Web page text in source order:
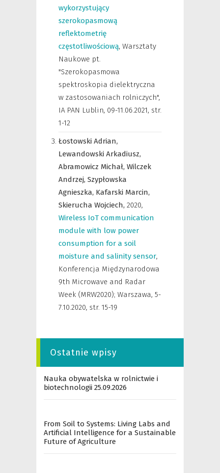
wykorzystujący
szerokopasmową
reflektometrię
częstotliwościową, Warsztaty
Naukowe pt.
"Szerokopasmowa
spektroskopia dielektryczna
w zastosowaniach rolniczych",
IA PAN Lublin, 09-11.06.2021, str.
1-12
Łostowski Adrian,
Lewandowski Arkadiusz,
Abramowicz Michał, Wilczek
Andrzej, Szypłowska
Agnieszka, Kafarski Marcin,
Skierucha Wojciech, 2020,
Wireless IoT communication
module with low power
consumption for a soil
moisture and salinity sensor,
Konferencja Międzynarodowa
9th Microwave and Radar
Week (MRW2020); Warszawa, 5-
7.10.2020, str. 15-19
Ostatnie wpisy
Nauka obywatelska w rolnictwie i
biotechnologii 25.09.2026
From Soil to Systems: Living Labs and
Artificial Intelligence for a Sustainable
Future of Agriculture